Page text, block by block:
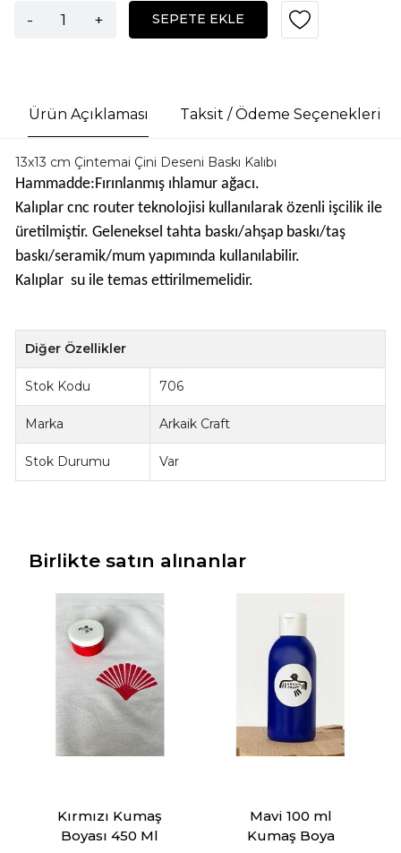
- + SEPETE EKLE
Ürün Açıklaması Taksit / Ödeme Seçenekleri
13x13 cm Çintemai Çini Deseni Baskı Kalıbı
Hammadde:Fırınlanmış ıhlamur ağacı.
Kalıplar cnc router teknolojisi kullanılarak özenli işcilik ile
üretilmiştir. Geleneksel tahta baskı/ahşap baskı/taş
baskı/seramik/mum yapımında kullanılabilir.
Kalıplar su ile temas ettirilmemelidir.
Diğer Özellikler
Stok Kodu 706
Marka Arkaik Craft
Stok Durumu Var
Birlikte satın alınanlar
Kırmızı Kumaş
Boyası 450 Ml
Mavi 100 ml
Kumaş Boya